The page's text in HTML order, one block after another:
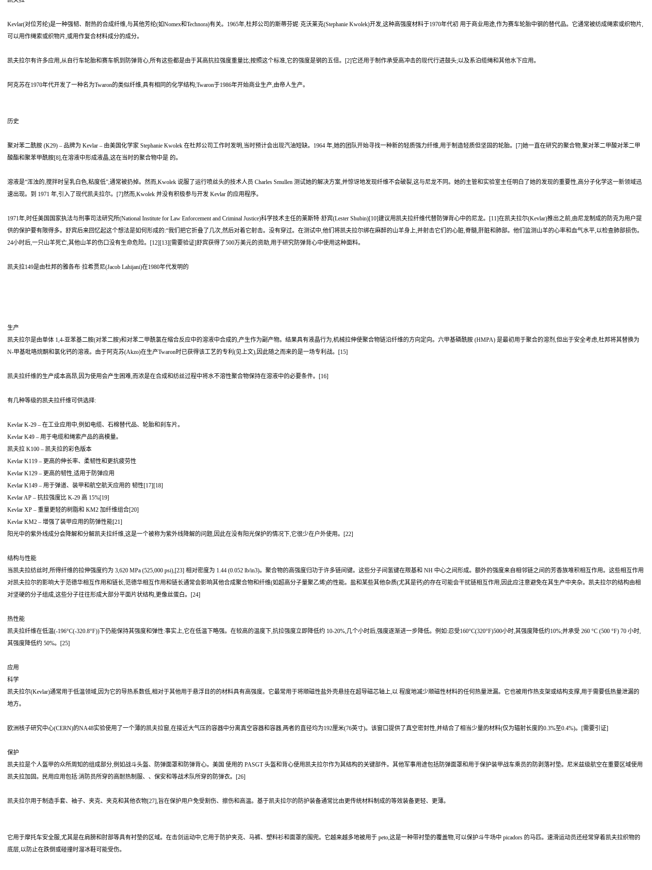
Kevlar(对位芳纶)是一种强韧、耐热的合成纤维,与其他芳纶(如Nomex和Technora)有关。1965年,杜邦公司的斯蒂芬妮·克沃莱克(Stephanie Kwolek)开发,这种高强度材料于1970年代初 用于商业用途,作为赛车轮胎中钢的替代品。它通常被纺成绳索或织物片,
可以用作绳索或织物片,或用作复合材料成分的成分。
凯夫拉尔有许多应用,从自行车轮胎和赛车帆到防弹背心,所有这些都是由于其高抗拉强度重量比;按照这个标准,它的强度是钢的五倍。[2]它还用于制作承受高冲击的现代行进鼓头;以及系泊缆绳和其他水下应用。
阿克苏在1970年代开发了一种名为Twaron的类似纤维,具有相同的化学结构;Twaron于1986年开始商业生产,由帝人生产。
历史
聚对苯二酰胺 (K29) – 品牌为 Kevlar – 由美国化学家 Stephanie Kwolek 在杜邦公司工作时发明,当时预计会出现汽油短缺。1964 年,她的团队开始寻找一种新的轻质强力纤维,用于制造轻质但坚固的轮胎。[7]她一直在研究的聚合物,聚对苯二甲酸对苯二甲
酸酯和聚苯甲酰胺[8],在溶液中形成液晶,这在当时的聚合物中是 的。
溶液是“浑浊的,搅拌时呈乳白色,粘度低”,通常被扔掉。然而,Kwolek 说服了运行喷丝头的技术人员 Charles Smullen 测试她的解决方案,并惊讶地发现纤维不会破裂,这与尼龙不同。她的主管和实验室主任明白了她的发现的重要性,高分子化学这一新领域迅
速出现。到 1971 年,引入了现代凯夫拉尔。[7]然而,Kwolek 并没有积极参与开发 Kevlar 的应用程序。
1971年,时任美国国家执法与刑事司法研究所(National Institute for Law Enforcement and Criminal Justice)科学技术主任的莱斯特·舒宾(Lester Shubin)[10]建议用凯夫拉纤维代替防弹背心中的尼龙。[11]在凯夫拉尔(Kevlar)推出之前,由尼龙制成的防克为用户提
供的保护要有限得多。舒宾后来回忆起这个想法是如何形成的:“我们把它折叠了几次,然后对着它射击。没有穿过。在测试中,他们将凯夫拉尔绑在麻醉的山羊身上,并射击它们的心脏,脊髓,肝脏和肺部。他们监测山羊的心率和血气水平,以检查肺部损伤。
24小时后,一只山羊死亡,其他山羊的伤口没有生命危险。[12][13][需要验证]舒宾获得了500万美元的资助,用于研究防弹背心中使用这种面料。
凯夫拉149是由杜邦的雅各布·拉希贾尼(Jacob Lahijani)在1980年代发明的
生产
凯夫拉尔是由单体 1,4-亚苯基二胺(对苯二胺)和对苯二甲酰氯在缩合反应中的溶液中合成的,产生作为副产物。结果具有液晶行为,机械拉伸使聚合物链沿纤维的方向定向。六甲基磷酰胺 (HMPA) 是最初用于聚合的溶剂,但出于安全考虑,杜邦将其替换为
N-甲基吡咯烷酮和氯化钙的溶液。由于阿克苏(Akzo)在生产Twaron时已获得该工艺的专利(见上文),因此随之而来的是一场专利战。[15]
凯夫拉纤维的生产成本高昂,因为使用会产生困难,而浓是在合成和纺丝过程中将水不溶性聚合物保持在溶液中的必要条件。[16]
有几种等级的凯夫拉纤维可供选择:
Kevlar K-29 – 在工业应用中,例如电缆、石棉替代品、轮胎和刹车片。
Kevlar K49 – 用于电缆和绳索产品的高模量。
凯夫拉 K100 – 凯夫拉的彩色版本
Kevlar K119 – 更高的伸长率、柔韧性和更抗疲劳性
Kevlar K129 – 更高的韧性,适用于防弹应用
Kevlar K149 – 用于弹道、装甲和航空航天应用的 韧性[17][18]
Kevlar AP – 抗拉强度比 K-29 高 15%[19]
Kevlar XP – 重量更轻的树脂和 KM2 加纤维组合[20]
Kevlar KM2 – 增强了装甲应用的防弹性能[21]
阳光中的紫外线成分会降解和分解凯夫拉纤维,这是一个被称为紫外线降解的问题,因此在没有阳光保护的情况下,它很少在户外使用。[22]
结构与性能
当凯夫拉纺丝时,所得纤维的拉伸强度约为 3,620 MPa (525,000 psi),[23] 相对密度为 1.44 (0.052 lb/in3)。聚合物的高强度归功于许多链间键。这些分子间氢键在羰基和 NH 中心之间形成。额外的强度来自相邻链之间的芳香族堆积相互作用。这些相互作用
对凯夫拉尔的影响大于范德华相互作用和链长,范德华相互作用和链长通常会影响其他合成聚合物和纤维(如超高分子量聚乙烯)的性能。盐和某些其他杂质(尤其是钙)的存在可能会干扰链相互作用,因此应注意避免在其生产中夹杂。凯夫拉尔的结构由相
对坚硬的分子组成,这些分子往往形成大部分平面片状结构,更像丝蛋白。[24]
热性能
凯夫拉纤维在低温(-196°C(-320.8°F))下仍能保持其强度和弹性:事实上,它在低温下略强。在较高的温度下,抗拉强度立即降低约 10-20%,几个小时后,强度逐渐进一步降低。例如:忍受160°C(320°F)500小时,其强度降低约10%;并承受 260 °C (500 °F) 70 小时,
其强度降低约 50%。[25]
应用
科学
凯夫拉尔(Kevlar)通常用于低温领域,因为它的导热系数低,相对于其他用于悬浮目的的材料具有高强度。它最常用于将顺磁性盐外壳悬挂在超导磁芯轴上,以 程度地减少顺磁性材料的任何热量泄漏。它也被用作热支架或结构支撑,用于需要低热量泄漏的
地方。
欧洲核子研究中心(CERN)的NA48实验使用了一个薄的凯夫拉窗,在接近大气压的容器中分离真空容器和容器,两者的直径均为192厘米(76英寸)。该窗口提供了真空密封性,并结合了相当少量的材料(仅为辐射长度的0.3%至0.4%)。[需要引证]
保护
凯夫拉是个人盔甲的众所周知的组成部分,例如战斗头盔、防弹面罩和防弹背心。美国 使用的 PASGT 头盔和背心使用凯夫拉尔作为其结构的关键部件。其他军事用途包括防弹面罩和用于保护装甲战车乘员的防剥落衬垫。尼米兹级航空在重要区域使用
凯夫拉加固。民用应用包括:消防员所穿的高耐热制服、、保安和等战术队所穿的防弹衣。[26]
凯夫拉尔用于制造手套、袖子、夹克、夹克和其他衣物[27],旨在保护用户免受割伤、擦伤和高温。基于凯夫拉尔的防护装备通常比由更传统材料制成的等效装备更轻、更薄。
它用于摩托车安全服,尤其是在肩膀和肘部等具有衬垫的区域。在击剑运动中,它用于防护夹克、马裤、塑料衫和面罩的围兜。它越来越多地被用于 peto,这是一种带衬垫的覆盖物,可以保护斗牛场中 picadors 的马匹。速滑运动员还经常穿着凯夫拉织物的
底层,以防止在跌倒或碰撞时溜冰鞋可能受伤。